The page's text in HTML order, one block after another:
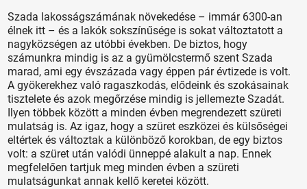
Szada lakosságszámának növekedése – immár 6300-an
élnek itt – és a lakók sokszínűsége is sokat változtatott a
nagyközségen az utóbbi években. De biztos, hogy
számunkra mindig is az a gyümölcstermő szent Szada
marad, ami egy évszázada vagy éppen pár évtizede is volt.
A gyökerekhez való ragaszkodás, elődeink és szokásainak
tisztelete és azok megőrzése mindig is jellemezte Szadát.
Ilyen többek között a minden évben megrendezett szüreti
mulatság is. Az igaz, hogy a szüret eszközei és külsőségei
eltértek és változtak a különböző korokban, de egy biztos
volt: a szüret után valódi ünneppé alakult a nap. Ennek
megfelelően tartjuk meg minden évben a szüreti
mulatságunkat annak kellő keretei között.